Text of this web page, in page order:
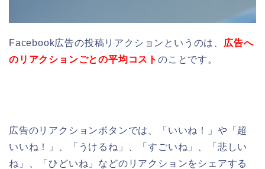
Facebook広告の投稿リアクションというのは、 広告へ
のリアクションごとの平均コスト のことです。
広告のリアクションボタンでは、「いいね！」や「超
いいね！」、「うけるね」、「すごいね」、「悲しい
ね」、「ひどいね」などのリアクションをシェアする